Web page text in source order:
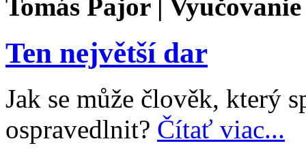
Tomás Pajor | Vyučovanie
Ten největší dar
Jak se může člověk, který
ospravedlnit? Čítať viac...